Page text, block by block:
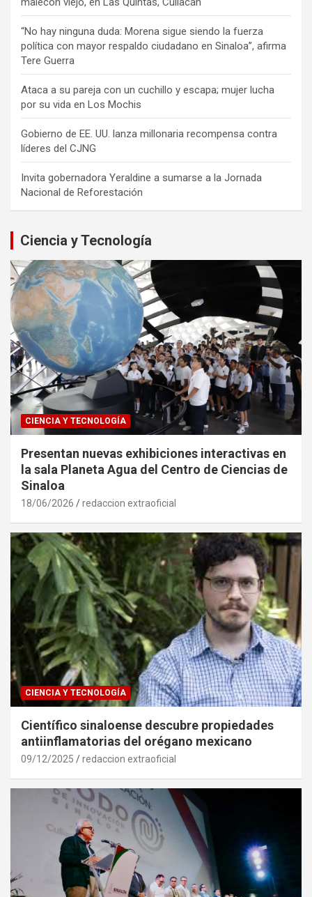
“No hay ninguna duda: Morena sigue siendo la fuerza
política con mayor respaldo ciudadano en Sinaloa”, afirma
Tere Guerra
Ataca a su pareja con un cuchillo y escapa; mujer lucha
por su vida en Los Mochis
Gobierno de EE. UU. lanza millonaria recompensa contra
líderes del CJNG
Invita gobernadora Yeraldine a sumarse a la Jornada
Nacional de Reforestación
Ciencia y Tecnología
CIENCIA Y TECNOLOGÍA
Presentan nuevas exhibiciones interactivas en
la sala Planeta Agua del Centro de Ciencias de
Sinaloa
18/06/2026 redaccion extraoficial
CIENCIA Y TECNOLOGÍA
Científico sinaloense descubre propiedades
antiinflamatorias del orégano mexicano
09/12/2025 redaccion extraoficial